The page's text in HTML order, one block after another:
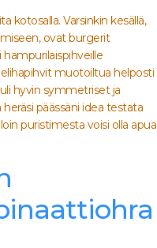
kotosalla. Varsinkin kesällä,
ovat burgerit
muotoiltua helposti
hyvin symmetriset ja
päässäni idea testata
puristimesta voisi olla apua